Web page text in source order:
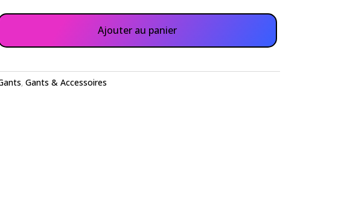
Ajouter au panier
, Gants & Accessoires